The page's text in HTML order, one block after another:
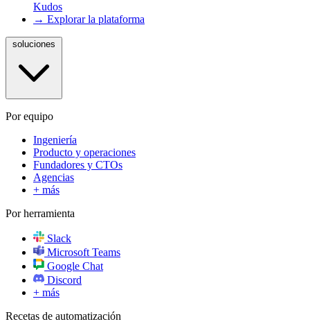
Kudos
→ Explorar la plataforma
Por equipo
Ingeniería
Producto y operaciones
Fundadores y CTOs
Agencias
+ más
Por herramienta
Slack
Microsoft Teams
Google Chat
Discord
+ más
Recetas de automatización